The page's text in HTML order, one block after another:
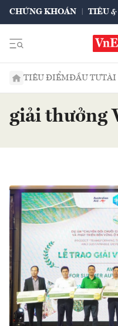
CHỨNG KHOÁN TIÊU
TIÊU ĐIỂMĐẦU TƯTÀI
giải thưởng